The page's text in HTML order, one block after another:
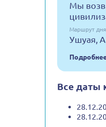
Мы
Маршрут
Ушуая,
Все даты